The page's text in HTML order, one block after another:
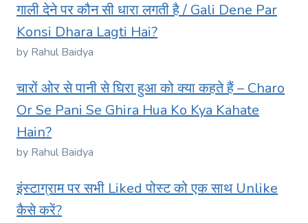
गाली देने पर कौन सी धारा लगती है / Gali Dene Par
Konsi Dhara Lagti Hai?
by Rahul Baidya
चारों ओर से पानी से घिरा हुआ को क्या कहते हैं – Charo
Or Se Pani Se Ghira Hua Ko Kya Kahate
Hain?
by Rahul Baidya
इंस्टाग्राम पर सभी Liked पोस्ट को एक साथ Unlike
कैसे करें?